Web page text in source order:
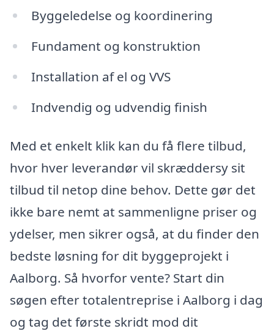
Byggeledelse og koordinering
Fundament og konstruktion
Installation af el og VVS
Indvendig og udvendig finish
Med et enkelt klik kan du få flere tilbud,
hvor hver leverandør vil skræddersy sit
tilbud til netop dine behov. Dette gør det
ikke bare nemt at sammenligne priser og
ydelser, men sikrer også, at du finder den
bedste løsning for dit byggeprojekt i
Aalborg. Så hvorfor vente? Start din
søgen efter totalentreprise i Aalborg i dag
og tag det første skridt mod dit